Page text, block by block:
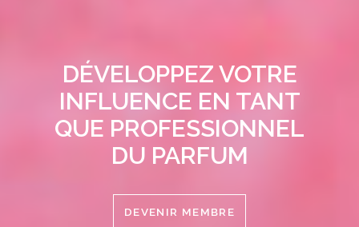
DÉVELOPPEZ VOTRE
INFLUENCE EN TANT
QUE PROFESSIONNEL
DU PARFUM
DEVENIR MEMBRE